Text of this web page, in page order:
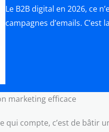
Le B2B digital en 2026, ce
campagnes d’emails.
marketing efficace
qui compte, c’est de